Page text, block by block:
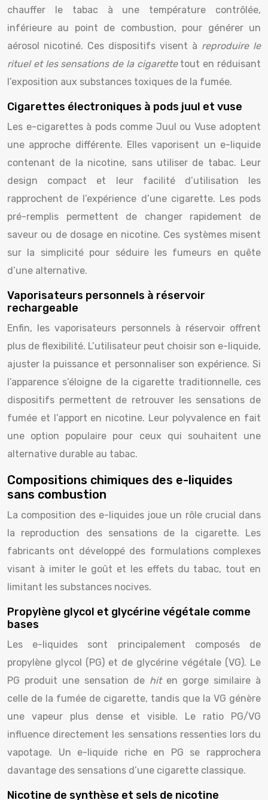
chauffer le tabac à une température contrôlée,
inférieure au point de combustion, pour générer un
aérosol nicotiné. Ces dispositifs visent à reproduire le
rituel et les sensations de la cigarette tout en réduisant
l’exposition aux substances toxiques de la fumée.
Cigarettes électroniques à pods juul et vuse
Les e-cigarettes à pods comme Juul ou Vuse adoptent
une approche différente. Elles vaporisent un e-liquide
contenant de la nicotine, sans utiliser de tabac. Leur
design compact et leur facilité d’utilisation les
rapprochent de l’expérience d’une cigarette. Les pods
pré-remplis permettent de changer rapidement de
saveur ou de dosage en nicotine. Ces systèmes misent
sur la simplicité pour séduire les fumeurs en quête
d’une alternative.
Vaporisateurs personnels à réservoir
rechargeable
Enfin, les vaporisateurs personnels à réservoir offrent
plus de flexibilité. L’utilisateur peut choisir son e-liquide,
ajuster la puissance et personnaliser son expérience. Si
l’apparence s’éloigne de la cigarette traditionnelle, ces
dispositifs permettent de retrouver les sensations de
fumée et l’apport en nicotine. Leur polyvalence en fait
une option populaire pour ceux qui souhaitent une
alternative durable au tabac.
Compositions chimiques des e-liquides
sans combustion
La composition des e-liquides joue un rôle crucial dans
la reproduction des sensations de la cigarette. Les
fabricants ont développé des formulations complexes
visant à imiter le goût et les effets du tabac, tout en
limitant les substances nocives.
Propylène glycol et glycérine végétale comme
bases
Les e-liquides sont principalement composés de
propylène glycol (PG) et de glycérine végétale (VG). Le
PG produit une sensation de hit en gorge similaire à
celle de la fumée de cigarette, tandis que la VG génère
une vapeur plus dense et visible. Le ratio PG/VG
influence directement les sensations ressenties lors du
vapotage. Un e-liquide riche en PG se rapprochera
davantage des sensations d’une cigarette classique.
Nicotine de synthèse et sels de nicotine